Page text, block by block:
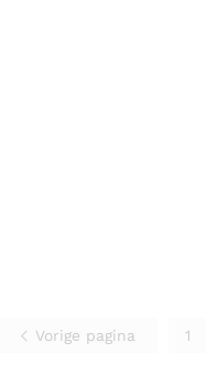
Vorige pagina 1